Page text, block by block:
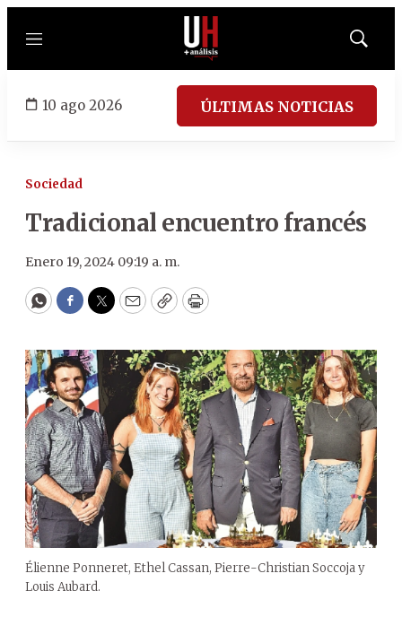
Menú
Mostrar
10 ago 2026 ÚLTIMAS NOTICIAS
Sociedad
Tradicional encuentro francés
Enero 19, 2024 09:19 a. m.
WhatsApp
Facebook
Twitter
EmailCopyPrint
Élienne Ponneret, Ethel Cassan, Pierre-Christian Soccoja y
Louis Aubard.